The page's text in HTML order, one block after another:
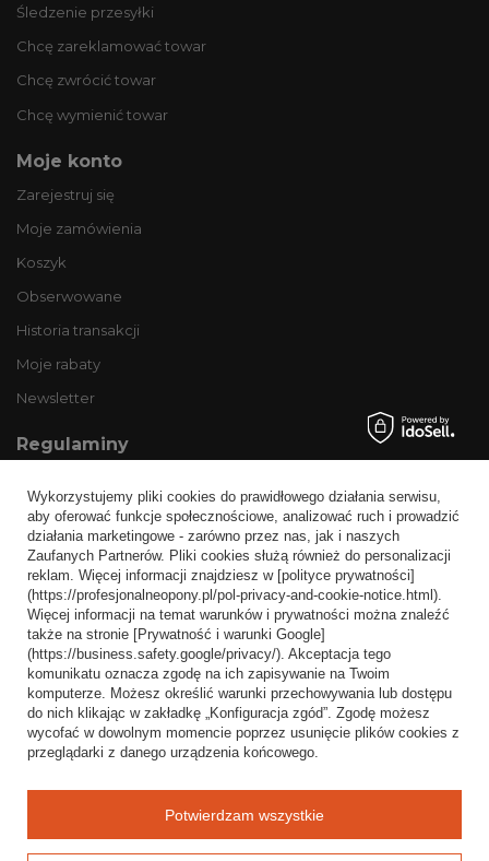
Śledzenie przesyłki
Chcę zareklamować towar
Chcę zwrócić towar
Chcę wymienić towar
Moje konto
Zarejestruj się
Moje zamówienia
Koszyk
Obserwowane
Historia transakcji
Moje rabaty
Newsletter
Regulaminy
Wysyłka
Sposoby płatności i prowizje
Regulamin
Polityka prywatności
Odstąpienie od umowy
Popularne kategorie
Opony bezdętkowe
Opony dętkowe
Wykorzystujemy pliki cookies do prawidłowego działania serwisu,
aby oferować funkcje społecznościowe, analizować ruch i prowadzić
działania marketingowe - zarówno przez nas, jak i naszych
Zaufanych Partnerów. Pliki cookies służą również do personalizacji
reklam. Więcej informacji znajdziesz w [polityce prywatności]
(https://profesjonalneopony.pl/pol-privacy-and-cookie-notice.html).
Więcej informacji na temat warunków i prywatności można znaleźć
także na stronie [Prywatność i warunki Google]
(https://business.safety.google/privacy/). Akceptacja tego
komunikatu oznacza zgodę na ich zapisywanie na Twoim
komputerze. Możesz określić warunki przechowywania lub dostępu
do nich klikając w zakładkę „Konfiguracja zgód”. Zgodę możesz
wycofać w dowolnym momencie poprzez usunięcie plików cookies z
przeglądarki z danego urządzenia końcowego.
Potwierdzam wszystkie